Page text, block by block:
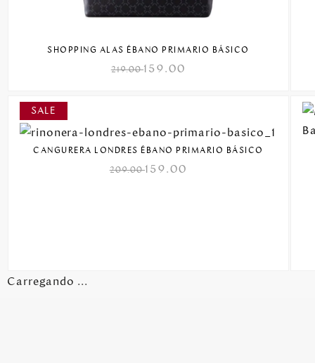
SHOPPING ALAS ÉBANO PRIMARIO BÁSICO
219.00159.00
CANGURERA LONDRES ÉBANO PRIMARIO BÁSICO
209.00159.00
Carregando ...